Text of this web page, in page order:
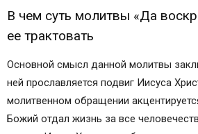
В чем суть молитвы «Да
ее трактовать
Основной смысл данной молитвы
ней прославляется подвиг Иисуса
молитвенном обращении
Божий отдал жизнь за все